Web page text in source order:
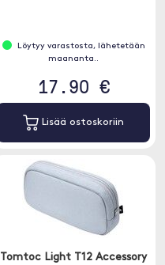
Löytyy varastosta, lähetetään
maananta..
17.90 €
Lisää ostoskoriin
Tomtoc Light T12 Accessory